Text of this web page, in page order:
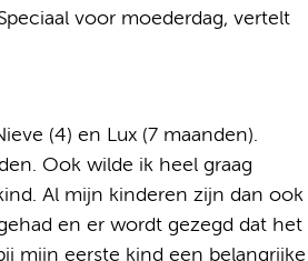
voor moederdag, vertelt
(4) en Lux (7 maanden).
Ook wilde ik heel graag
Al mijn kinderen zijn dan ook
en er wordt gezegd dat het
mijn eerste kind een belangrijke